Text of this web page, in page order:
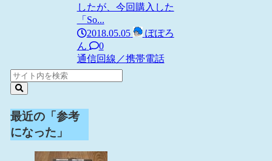
したが、今回購入した
「So...
2018.05.05
ぽぽろ
ん
0
通信回線／携帯電話
最近の「参考
になった」